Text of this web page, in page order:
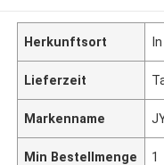
Herkunftsort
Lieferzeit
Markenname
Min Bestellmenge 1